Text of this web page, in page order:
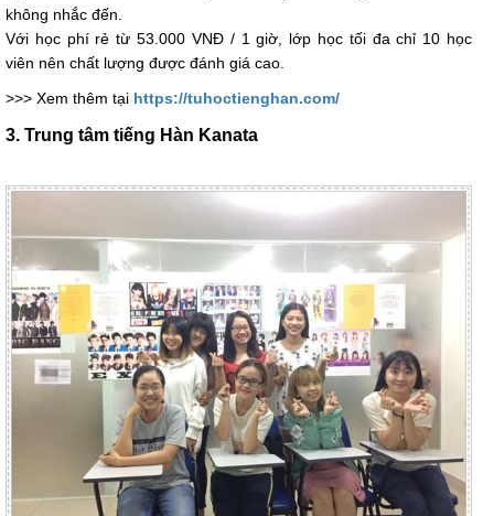
không nhắc đến.
Với học phí rẻ từ 53.000 VNĐ / 1 giờ, lớp học tối đa chỉ 10 học
viên nên chất lượng được đánh giá cao.
>>> Xem thêm tại https://tuhoctienghan.com/
3. Trung tâm tiếng Hàn Kanata